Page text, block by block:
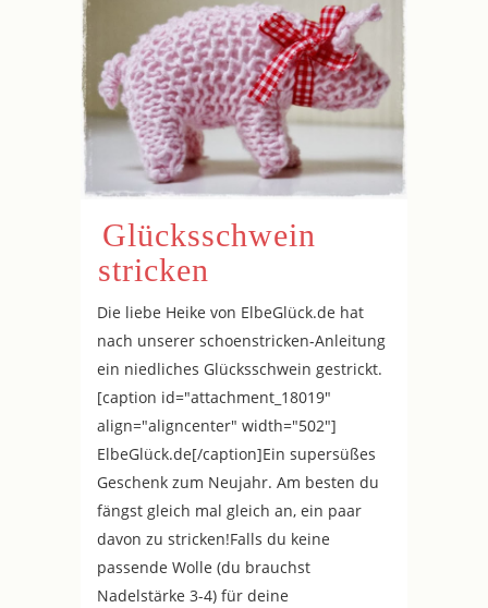
Glücksschwein
stricken
Die liebe Heike von ElbeGlück.de hat
nach unserer schoenstricken-Anleitung
ein niedliches Glücksschwein gestrickt.
[caption id="attachment_18019"
align="aligncenter" width="502"]
ElbeGlück.de[/caption]Ein supersüßes
Geschenk zum Neujahr. Am besten du
fängst gleich mal gleich an, ein paar
davon zu stricken!Falls du keine
passende Wolle (du brauchst
Nadelstärke 3-4) für deine